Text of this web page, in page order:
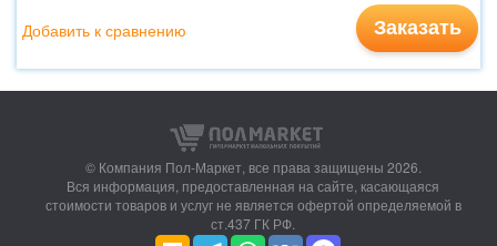
Заказать
Добавить к сравнению
© Компания Пол-Маркет, все права защищены 2026.
Вся информация, предоставленная на сайте, касающаяся
стоимости товаров и услуг не является офертой определяемой в
ст.437 ГК РФ.